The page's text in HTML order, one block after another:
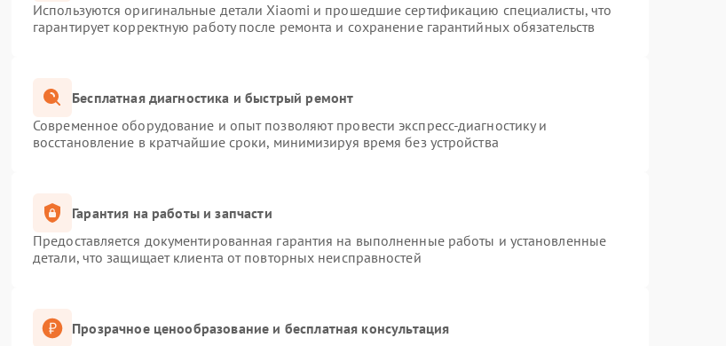
Используются оригинальные детали Xiaomi и прошедшие сертификацию специалисты, что
гарантирует корректную работу после ремонта и сохранение гарантийных обязательств
Бесплатная диагностика и быстрый ремонт
Современное оборудование и опыт позволяют провести экспресс-диагностику и
восстановление в кратчайшие сроки, минимизируя время без устройства
Гарантия на работы и запчасти
Предоставляется документированная гарантия на выполненные работы и установленные
детали, что защищает клиента от повторных неисправностей
Прозрачное ценообразование и бесплатная консультация